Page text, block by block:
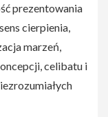
prezentowania
cierpienia,
marzeń,
celibatu i